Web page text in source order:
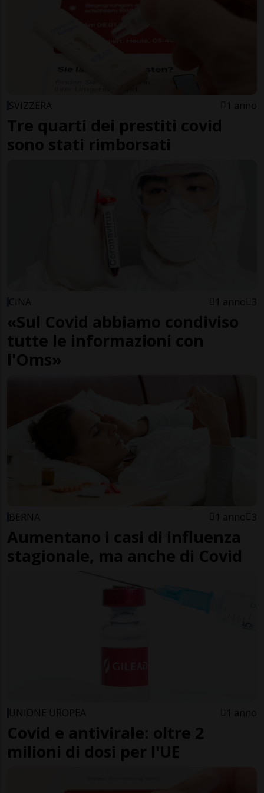
SVIZZERA 1 anno
Tre quarti dei prestiti covid
sono stati rimborsati
CINA 1 anno 3
«Sul Covid abbiamo condiviso
tutte le informazioni con
l'Oms»
BERNA 1 anno 3
Aumentano i casi di influenza
stagionale, ma anche di Covid
UNIONE UROPEA 1 anno
Covid e antivirale: oltre 2
milioni di dosi per l'UE